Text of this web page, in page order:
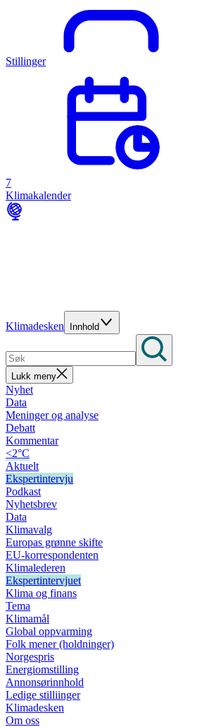
Stillinger
7
Klimakalender
Klimadesken Innhold
Lukk meny
Nyhet
Data
Meninger og analyse
Debatt
Kommentar
<2°C
Aktuelt
Ekspertintervju
Podkast
Nyhetsbrev
Data
Klimavalg
Europas grønne skifte
EU-korrespondenten
Klimalederen
Ekspertintervjuet
Klima og finans
Tema
Klimamål
Global oppvarming
Folk mener (holdninger)
Norgespris
Energiomstilling
Annonsørinnhold
Ledige stilliinger
Klimadesken
Om oss